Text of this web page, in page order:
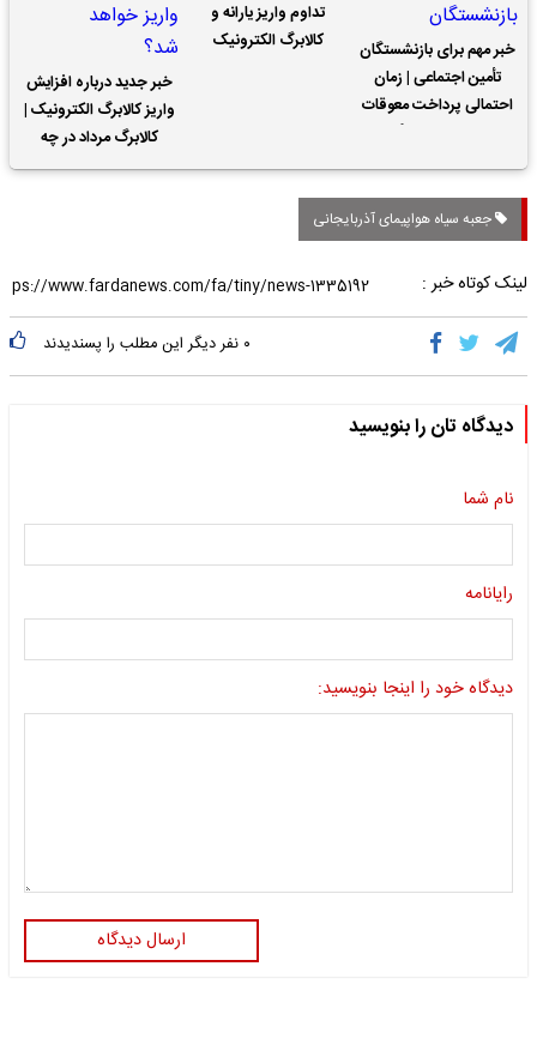
خبر مهم برای بازنشستگان
تأمین اجتماعی | زمان
احتمالی پرداخت معوقات
تداوم واریز یارانه و
کالابرگ الکترونیک
خبر جدید درباره افزایش
واریز کالابرگ الکترونیک |
کالابرگ مرداد در چه
تاریخی واریز خواهد شد؟
جعبه سیاه هواپیمای آذربایجانی
لینک کوتاه خبر :
۰ نفر دیگر این مطلب را پسندیدند
دیدگاه تان را بنویسید
نام شما
رایانامه
دیدگاه خود را اینجا بنویسید:
ارسال دیدگاه